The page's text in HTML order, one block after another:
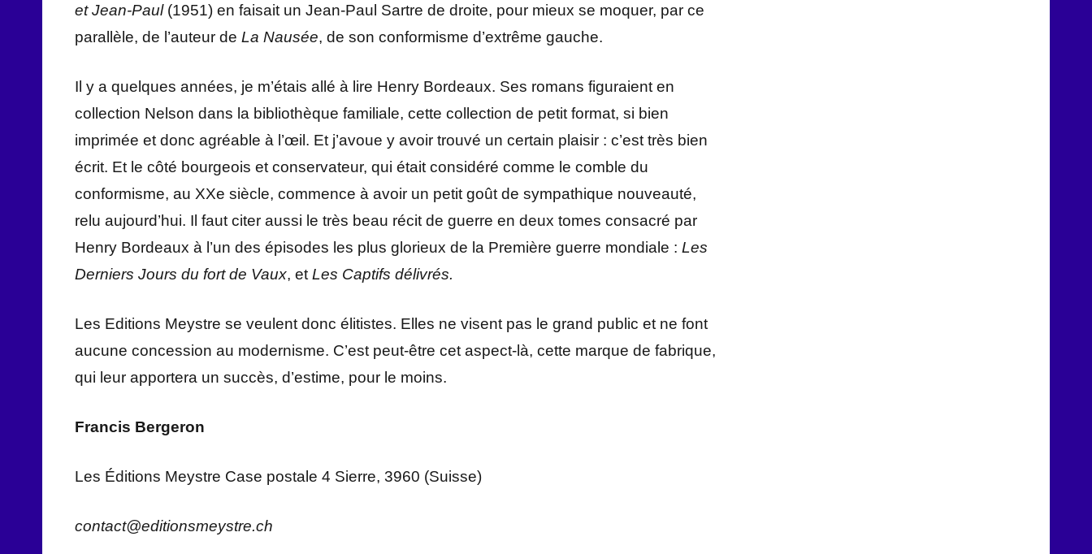
et Jean-Paul(1951) en faisait un Jean-Paul Sartre de droite, pour mieux se moquer, par ce
parallèle, de l’auteur de La Nausée, de son conformisme d’extrême gauche.
Il y a quelques années, je m’étais allé à lire Henry Bordeaux. Ses romans figuraient en
collection Nelson dans la bibliothèque familiale, cette collection de petit format, si bien
imprimée et donc agréable à l’œil. Et j’avoue y avoir trouvé un certain plaisir : c’est très bien
écrit. Et le côté bourgeois et conservateur, qui était considéré comme le comble du
conformisme, au XXe siècle, commence à avoir un petit goût de sympathique nouveauté,
relu aujourd’hui. Il faut citer aussi le très beau récit de guerre en deux tomes consacré par
Henry Bordeaux à l’un des épisodes les plus glorieux de la Première guerre mondiale : Les
Derniers Jours du fort de Vaux, et Les Captifs délivrés.
Les Editions Meystre se veulent donc élitistes. Elles ne visent pas le grand public et ne font
aucune concession au modernisme. C’est peut-être cet aspect-là, cette marque de fabrique,
qui leur apportera un succès, d’estime, pour le moins.
Francis Bergeron
Les Éditions Meystre Case postale 4 Sierre, 3960 (Suisse)
contact@editionsmeystre.ch